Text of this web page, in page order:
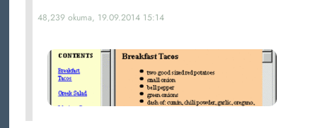
48,239 okuma, 19.09.2014 15:14